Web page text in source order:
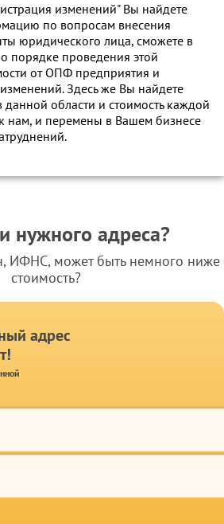
изменений" Вы найдете
по вопросам внесения
юридического лица, сможете в
порядке проведения этой
от ОПФ предприятия и
Здесь же Вы найдете
данной области и стоимость каждой
нам, и перемены в Вашем бизнесе
нужного адреса?
ИФНС, может быть немного ниже
стоимость?
адрес